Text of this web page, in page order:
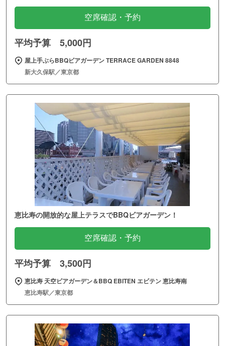
空席確認・予約
平均予算 5,000円
屋上手ぶらBBQビアガーデン TERRACE GARDEN 8848
新大久保駅／東京都
恵比寿の開放的な屋上テラスでBBQビアガーデン！
空席確認・予約
平均予算 3,500円
恵比寿 天空ビアガーデン＆BBQ EBITEN エビテン 恵比寿南
恵比寿駅／東京都